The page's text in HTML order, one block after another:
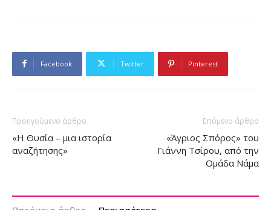
Facebook Twitter Pinterest
Προηγούμενο άρθρο
«Η Θυσία – μια ιστορία
αναζήτησης»
Επόμενο άρθρο
«Άγριος Σπόρος» του
Γιάννη Τσίρου, από την
Ομάδα Νάμα